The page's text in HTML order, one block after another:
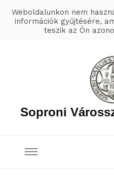
Soproni
Weboldalunkon nem
információk gyűjtésére,
teszik az Ön